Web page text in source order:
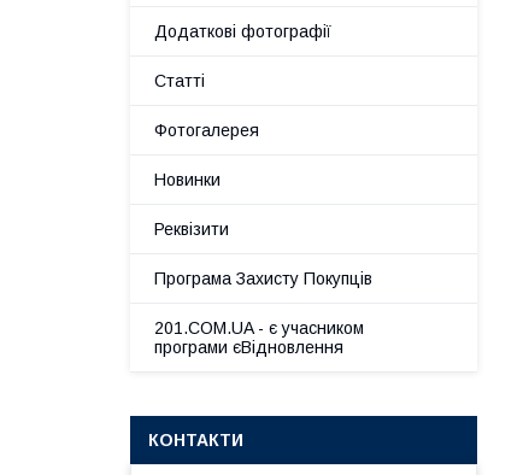
Додаткові фотографії
Статті
Фотогалерея
Новинки
Реквізити
Програма Захисту Покупців
201.COM.UA - є учасником
програми єВідновлення
КОНТАКТИ